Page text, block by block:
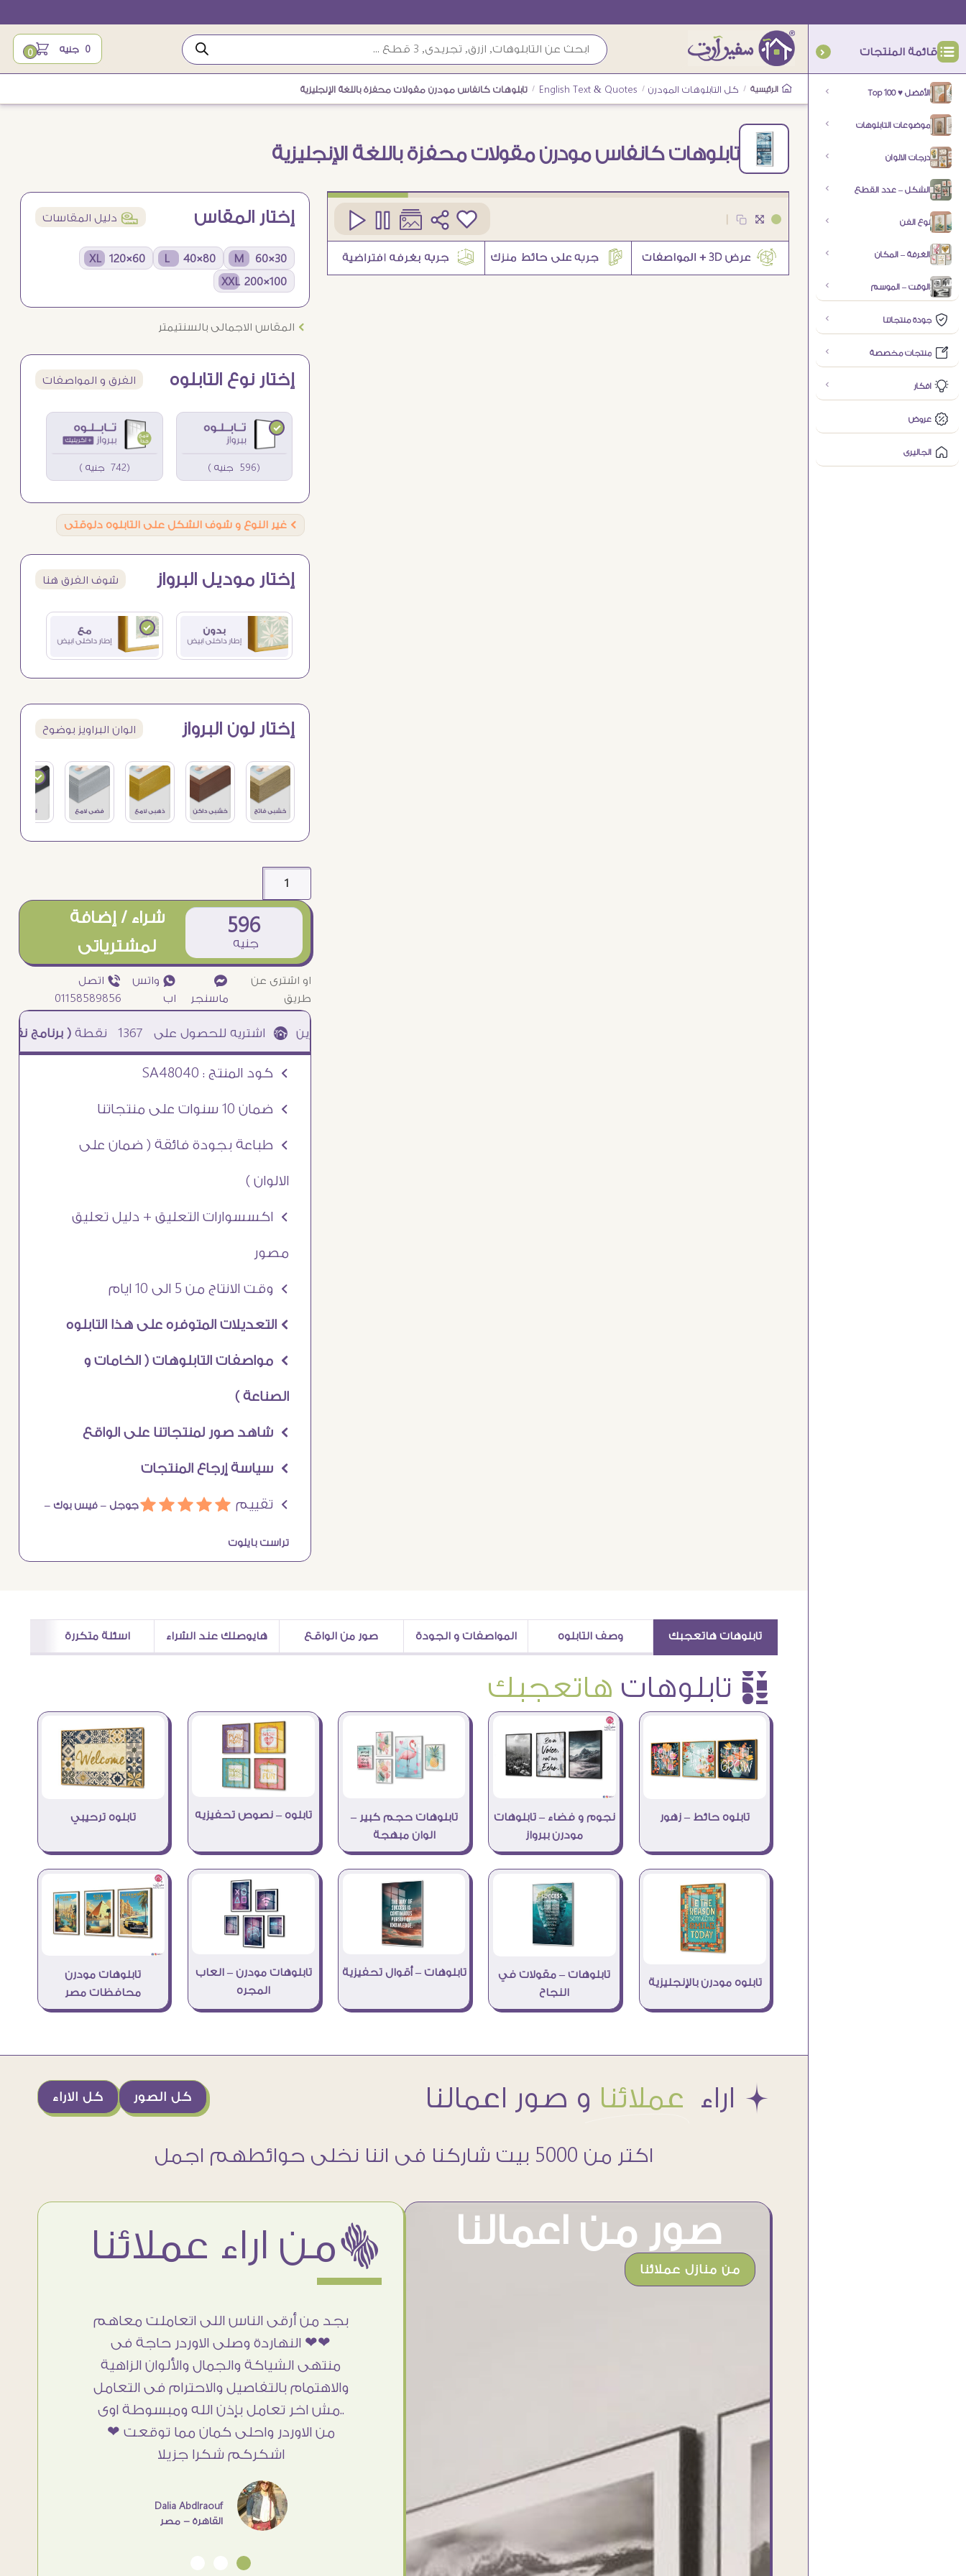
قائمة المنتجات
الأفضل ♥ Top 100
موضوعات التابلوهات
درجات الالوان
الشكل – عدد القطع
نوع الفن
الغرفة – المكان
الوقت – الموسم
جودة منتجاتنا
منتجات مخصصة
افكار
عروض
الجاليرى
0 جنيه 0
الرئيسية / كل التابلوهات المودرن /
English Text & Quotes
/ تابلوهات كانفاس مودرن مقولات محفزة باللغة الإنجليزية
تابلوهات كانفاس مودرن مقولات محفزة باللغة الإنجليزية
8 إختار المقاس í دليل المقاسات
30×60 M
80×40 L
60×120 XL
100×200 XXL
Ö المقاس الاجمالى بالسنتيمتر
إختار نوع التابلوه الفرق و المواصفات
(596 جنيه ) (742 جنيه )
Ö غير النوع و شوف الشكل على التابلوه دلوقتى
إختار موديل البرواز شوف الفرق هنا
إختار لون البرواز الوان البراويز بوضوح
596
جنيه
شراء / إضافة
لمشترياتى
او اشترى عن
طريق
¥
ماسنجر
₧ واتس
اب
ƒ اتصل
01158589856
1367 نقطة( برنامج نقاطى )à خصم 5% للعملاء الجدد à شحن مجانى عند الشراء ب 4000 جنيه à
Ö كود المنتج : SA48040
Ö ضمان 10 سنوات على منتجاتنا
Ö طباعة بجودة فائقة ( ضمان على
الالوان )
Ö اكسسوارات التعليق + دليل تعليق
مصور
Ö وقت الانتاج من 5 الى 10 ايام
Ö التعديلات المتوفره على هذا التابلوه
Ö مواصفات التابلوهات ( الخامات و
الصناعة )
Ö شاهد صور لمنتجاتنا على الواقع
Ö سياسة إرجاع المنتجات
Ö تقييم áááááجوجل – فيس بوك –
تراست بايلوت
تابلوهات هاتعجبك وصف التابلوه المواصفات و الجودة صور من الواقع هايوصلك عند الشراء اسئلة متكررة
è تابلوهات هاتعجبك
تابلوه حائط – زهور
نجوم و فضاء – تابلوهات
مودرن ببرواز
تابلوهات حجم كبير –
الوان مبهجة
تابلوه – نصوص تحفيزيه تابلوه ترحيبي
تابلوه مودرن بالإنجليزية
تابلوهات – مقولات في
النجاح
تابلوهات – أقوال تحفيزية
تابلوهات مودرن – العاب
المجره
تابلوهات مودرن
محافظات مصر
Æ اراء عملائنا و صور اعمالنا كل الاراء كل الصور
اكتر من 5000 بيت شاركنا فى اننا نخلى حوائطهم اجمل
صور من اعمالنا
من منازل عملائنا
ëمن اراء عملائنا
وإرضاء العميل والخامات والتقفيل وسرعة
التوصيل. بصراحه وبمنتهي الأمانه مكسب
Doaa Elsayd
القاهرة - مصر
بجد من أرقى الناس اللى اتعاملت معاهم
❤❤ النهاردة وصلى الاوردر حاجة فى
منتهى الشياكة والجمال والألوان الزاهية
والاهتمام بالتفاصيل والاحترام فى التعامل
..مش اخر تعامل بإذن الله ومبسوطة اوى
من الاوردر واحلى كمان مما توقعت ❤
اشكركم شكرا جزيلا
Dalia Abdlraouf
القاهرة - مصر